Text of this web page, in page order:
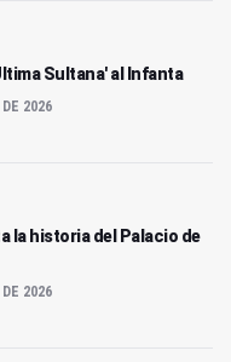
Sultana' al Infanta
2026
la historia del Palacio de
2026